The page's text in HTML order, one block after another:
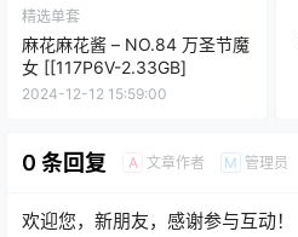
精选单套
麻花麻花酱 – NO.84 万圣节魔
女 [[117P6V-2.33GB]
2024-12-12 15:59:00
0 条回复 A 文章作者 M 管理员
欢迎您，新朋友，感谢参与互动！